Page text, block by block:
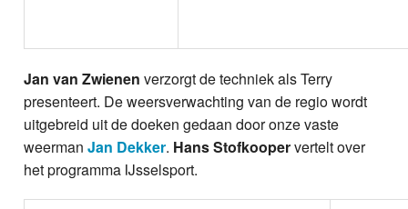
Jan van Zwienen verzorgt de techniek als Terry
presenteert. De weersverwachting van de regio wordt
uitgebreid uit de doeken gedaan door onze vaste
weermanJan Dekker. Hans Stofkoopervertelt over
het programma IJsselsport.